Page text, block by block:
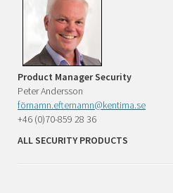
Product Manager Security
Peter Andersson
förnamn.efternamn@kentima.se
+46 (0)70-859 28 36
ALL SECURITY PRODUCTS